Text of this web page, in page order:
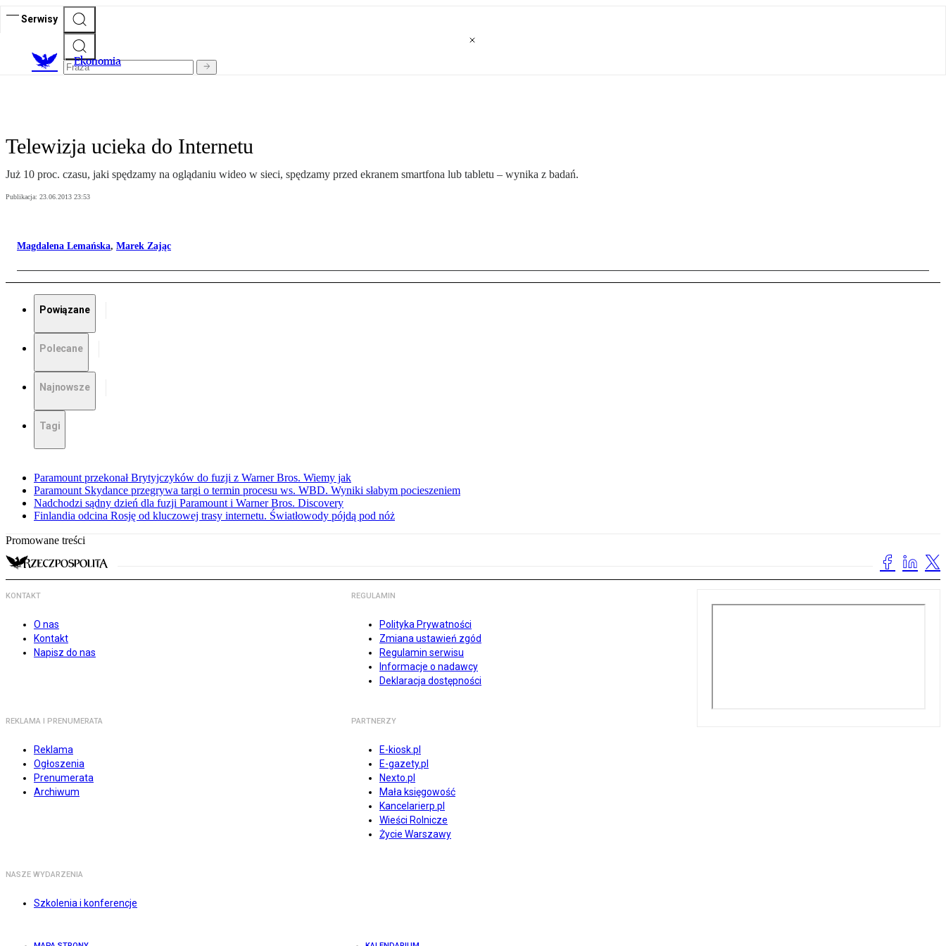
Serwisy
Ekonomia
Telewizja ucieka do Internetu
Już 10 proc. czasu, jaki spędzamy na oglądaniu wideo w sieci, spędzamy przed ekranem smartfona lub tabletu – wynika z badań.
Publikacja: 23.06.2013 23:53
Magdalena Lemańska, Marek Zając
Powiązane
Polecane
Najnowsze
Tagi
Paramount przekonał Brytyjczyków do fuzji z Warner Bros. Wiemy jak
Paramount Skydance przegrywa targi o termin procesu ws. WBD. Wyniki słabym pocieszeniem
Nadchodzi sądny dzień dla fuzji Paramount i Warner Bros. Discovery
Finlandia odcina Rosję od kluczowej trasy internetu. Światłowody pójdą pod nóż
Promowane treści
KONTAKT
O nas
Kontakt
Napisz do nas
REGULAMIN
Polityka Prywatności
Zmiana ustawień zgód
Regulamin serwisu
Informacje o nadawcy
Deklaracja dostępności
REKLAMA I PRENUMERATA
Reklama
Ogłoszenia
Prenumerata
Archiwum
PARTNERZY
E-kiosk.pl
E-gazety.pl
Nexto.pl
Mała księgowość
Kancelarierp.pl
Wieści Rolnicze
Życie Warszawy
NASZE WYDARZENIA
Szkolenia i konferencje